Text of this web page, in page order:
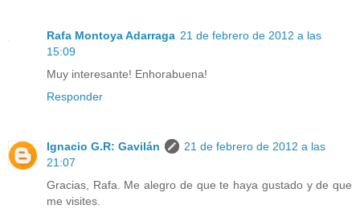
Rafa Montoya Adarraga 21 de febrero de 2012 a las
15:09
Muy interesante! Enhorabuena!
Responder
Ignacio G.R: Gavilán
21 de febrero de 2012 a las
21:07
Gracias, Rafa. Me alegro de que te haya gustado y de que
me visites.